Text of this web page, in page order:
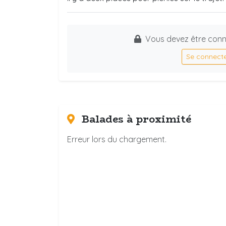
Vous devez être
Se
Balades à proximité
Erreur lors du chargement.